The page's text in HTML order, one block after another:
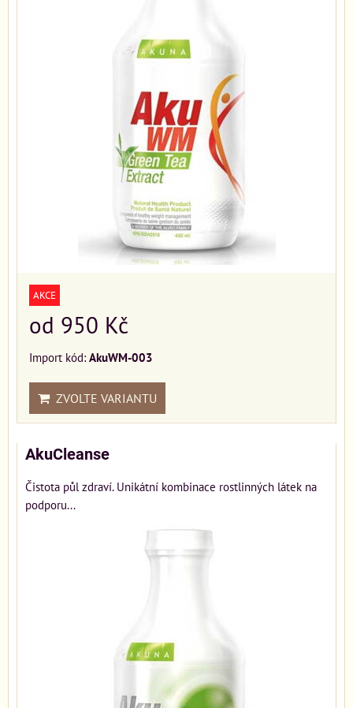
AKCE
od 950 Kč
Import kód: AkuWM-003
ZVOLTE VARIANTU
AkuCleanse
Čistota půl zdraví. Unikátní kombinace rostlinných látek na
podporu...